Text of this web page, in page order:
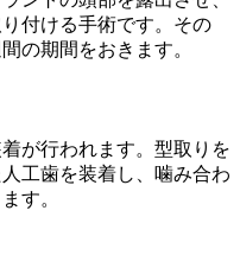
付ける手術です。その
の期間をおきます。
が行われます。型取りを
工歯を装着し、噛み合わ
す。